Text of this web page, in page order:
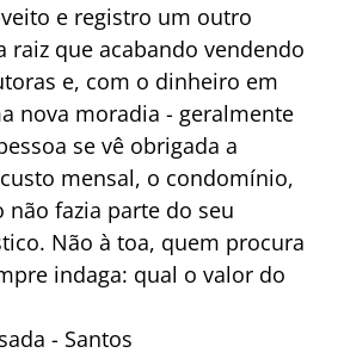
e registro um outro
raiz que acabando vendendo
e, com o dinheiro em
nova moradia - geralmente
se vê obrigada a
mensal, o condomínio,
não fazia parte do seu
Não à toa, quem procura
indaga: qual o valor do
- Santos